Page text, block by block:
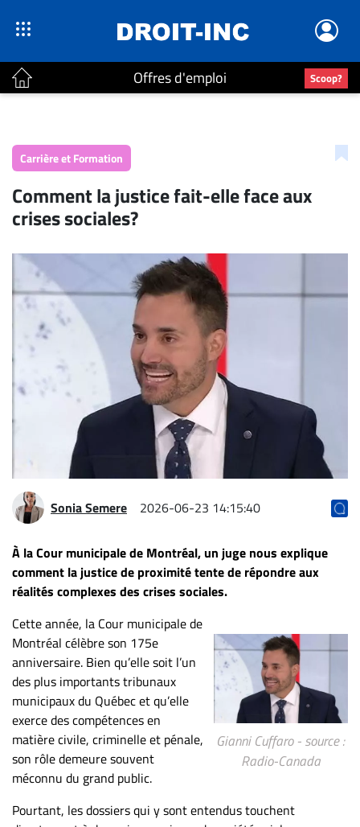
Offres d'emploi Scoop?
Accueil
Continu
Nominations
Bureaux
Conseillers
Juridiques
Campus
Carrière
Archives
CARRIÈRE
EMPLOIS
AVOCATS
ET
JURISTES
Offres
d'emploi
Formation
Continue
Métiers
Scoop?
CABINETS
ET
ENTREPRISES
Espace
entreprises
Carrière et Formation
Comment la justice fait-elle face aux
crises sociales?
Sonia Semere 2026-06-23 14:15:40
À la Cour municipale de Montréal, un juge nous explique
comment la justice de proximité tente de répondre aux
réalités complexes des crises sociales.
Gianni Cuffaro - source :
Radio-Canada
Cette année, la Cour municipale de
Montréal célèbre son 175e
anniversaire. Bien qu’elle soit l’un
des plus importants tribunaux
municipaux du Québec et qu’elle
exerce des compétences en
matière civile, criminelle et pénale,
son rôle demeure souvent
méconnu du grand public.
Pourtant, les dossiers qui y sont entendus touchent